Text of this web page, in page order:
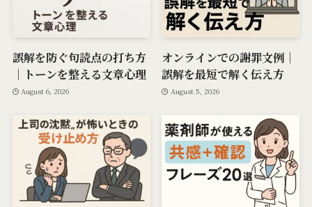
誤解を防ぐ句読点の打ち方
｜トーンを整える文章心理
August 6, 2026
オンラインでの謝罪文例｜
誤解を最短で解く伝え方
August 5, 2026